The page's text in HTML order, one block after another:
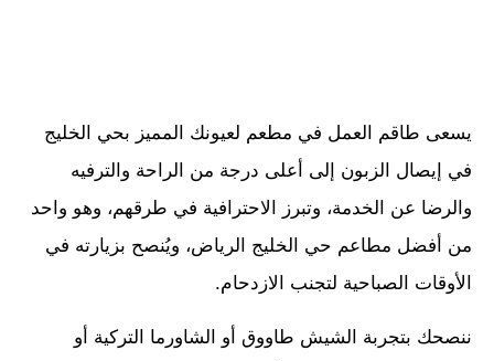
يسعى طاقم العمل في مطعم لعيونك المميز بحي الخليج
في إيصال الزبون إلى أعلى درجة من الراحة والترفيه
والرضا عن الخدمة، وتبرز الاحترافية في طرقهم، وهو واحد
من أفضل مطاعم حي الخليج الرياض، ويُنصح بزيارته في
الأوقات الصباحية لتجنب الازدحام.
ننصحك بتجربة الشيش طاووق أو الشاورما التركية أو